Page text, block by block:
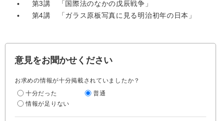
第3講 「国際法のなかの戊辰戦争」
第4講 「ガラス原板写真に見る明治初年の日本」
意見をお聞かせください
お求めの情報が十分掲載されていましたか？
十分だった
普通
情報が足りない